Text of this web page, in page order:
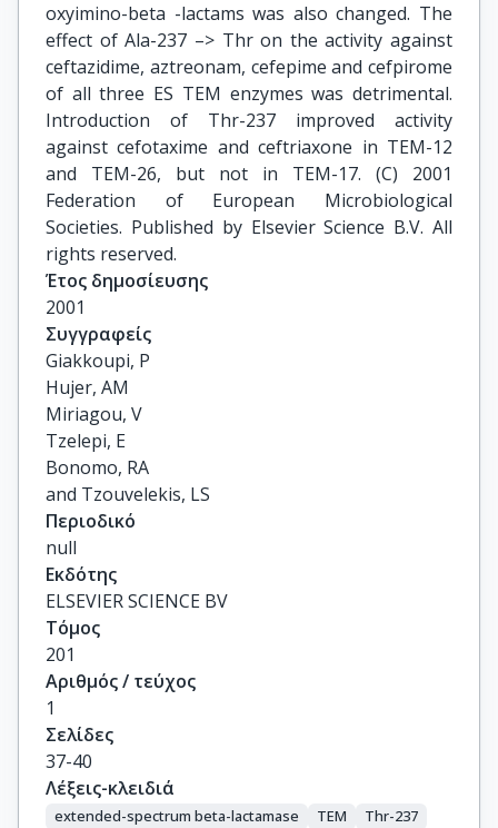
oxyimino-beta -lactams was also changed. The
effect of Ala-237 –> Thr on the activity against
ceftazidime, aztreonam, cefepime and cefpirome
of all three ES TEM enzymes was detrimental.
Introduction of Thr-237 improved activity
against cefotaxime and ceftriaxone in TEM-12
and TEM-26, but not in TEM-17. (C) 2001
Federation of European Microbiological
Societies. Published by Elsevier Science B.V. All
rights reserved.
Έτος δημοσίευσης
2001
Συγγραφείς
Giakkoupi, P
Hujer, AM
Miriagou, V
Tzelepi, E
Bonomo, RA
and Tzouvelekis, LS
Περιοδικό
null
Εκδότης
ELSEVIER SCIENCE BV
Τόμος
201
Αριθμός / τεύχος
1
Σελίδες
37-40
Λέξεις-κλειδιά
extended-spectrum beta-lactamase TEM Thr-237